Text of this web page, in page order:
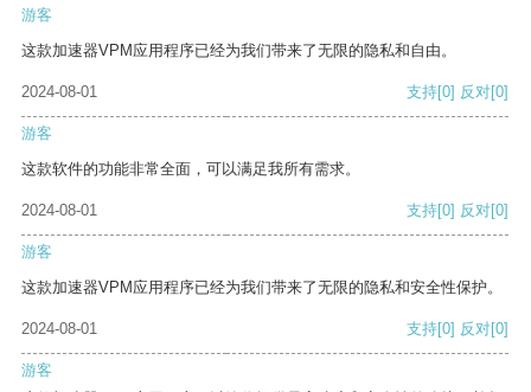
游客
这款加速器VPM应用程序已经为我们带来了无限的隐私和自由。
2024-08-01 支持[0] 反对[0]
游客
这款软件的功能非常全面，可以满足我所有需求。
2024-08-01 支持[0] 反对[0]
游客
这款加速器VPM应用程序已经为我们带来了无限的隐私和安全性保护。
2024-08-01 支持[0] 反对[0]
游客